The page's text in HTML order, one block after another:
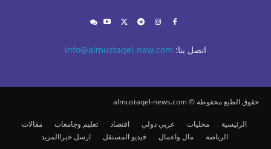
اتصل بنا: info@almustaqel-new.com
حقوق الطبع محفوظة © almustaqel-news.com
الرئيسية محليات عربي دولي اقتصاد تعليم وجامعات
مقالات
الرياضة
مال واعمال فيديو المستقل ارسل خبراالمزيد